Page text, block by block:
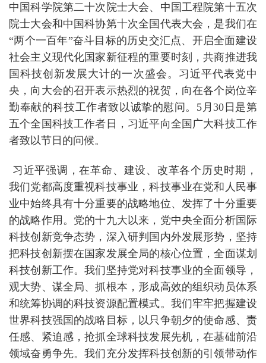
中国科学院第二十次院士大会、中国工程院第十五次
院士大会和中国科协第十次全国代表大会，是我们在
“两个一百年”奋斗目标的历史交汇点、开启全面建设
社会主义现代化国家新征程的重要时刻，共商推进我
国科技创新发展大计的一次盛会。习近平代表党中
央，向大会的召开表示热烈的祝贺，向在各个岗位辛
勤奉献的科技工作者致以诚挚的慰问。5月30日是第
五个全国科技工作者日，习近平向全国广大科技工作
者致以节日的问候。
习近平强调，在革命、建设、改革各个历史时期，
我们党都高度重视科技事业，科技事业在党和人民事
业中始终具有十分重要的战略地位、发挥了十分重要
的战略作用。党的十九大以来，党中央全面分析国际
科技创新竞争态势，深入研判国内外发展形势，坚持
把科技创新摆在国家发展全局的核心位置，全面谋划
科技创新工作。我们坚持党对科技事业的全面领导，
观大势、谋全局、抓根本，形成高效的组织动员体系
和统筹协调的科技资源配置模式。我们牢牢把握建设
世界科技强国的战略目标，以只争朝夕的使命感、责
任感、紧迫感，抢抓全球科技发展先机，在基础前沿
领域奋勇争先。我们充分发挥科技创新的引领带动作